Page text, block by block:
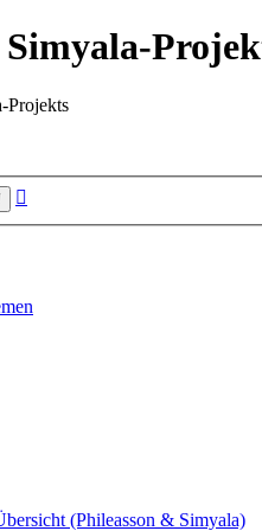
Simyala-
Projekts
Suche
(Phileasson & Simyala)